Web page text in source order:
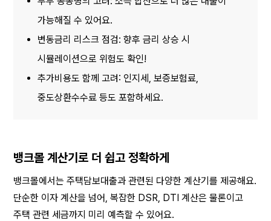
가능해질 수 있어요.
변동금리 리스크 점검: 향후 금리 상승 시
시뮬레이션으로 위험도 확인!
추가비용도 함께 고려: 인지세, 보증보험료,
중도상환수수료 등도 포함하세요.
뱅크몰 계산기로 더 쉽고 정확하게
뱅크몰에서는 주택담보대출과 관련된 다양한 계산기를 제공해요.
단순한 이자 계산을 넘어, 복잡한 DSR, DTI 계산은 물론이고
주택 관련 세금까지 미리 예측할 수 있어요.